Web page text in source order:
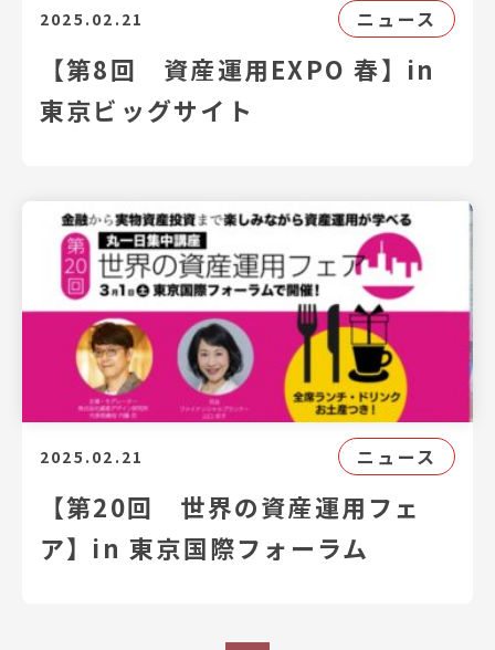
2025.02.21 ニュース
【第8回 資産運用EXPO 春】in
東京ビッグサイト
2025.02.21 ニュース
【第20回 世界の資産運用フェ
ア】in 東京国際フォーラム